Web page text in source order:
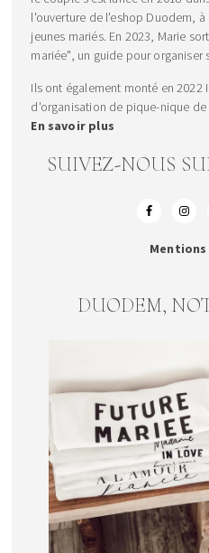
l'ouverture de l'eshop Duodem,
jeunes mariés. En 2023, Marie
mariée", un guide pour organiser
Ils ont également monté en
d'organisation de pique-nique de
En savoir plus
SUIVEZ-NOUS
DUODEM,